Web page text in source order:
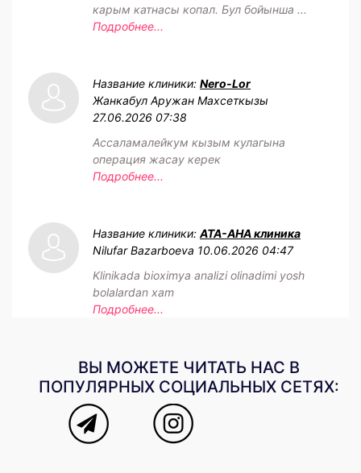
карым катнасы копал. Бул бойынша ...
Подробнее...
Название клиники: Nero-Lor
Жанкабул Аружан Махсеткызы
27.06.2026 07:38
Ассаламалейкум кызым кулагына
операция жасау керек
Подробнее...
Название клиники:АТА-АНА клиника
Nilufar Bazarboeva 10.06.2026 04:47
Klinikada bioximya analizi olinadimi yosh
bolalardan xam
Подробнее...
ВЫ МОЖЕТЕ ЧИТАТЬ НАС В
ПОПУЛЯРНЫХ СОЦИАЛЬНЫХ СЕТЯХ: